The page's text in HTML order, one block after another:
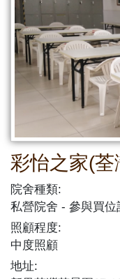
彩怡之家(荃
院舍種類:
私營院舍
參與買位
照顧程度:
中度照顧
地址: